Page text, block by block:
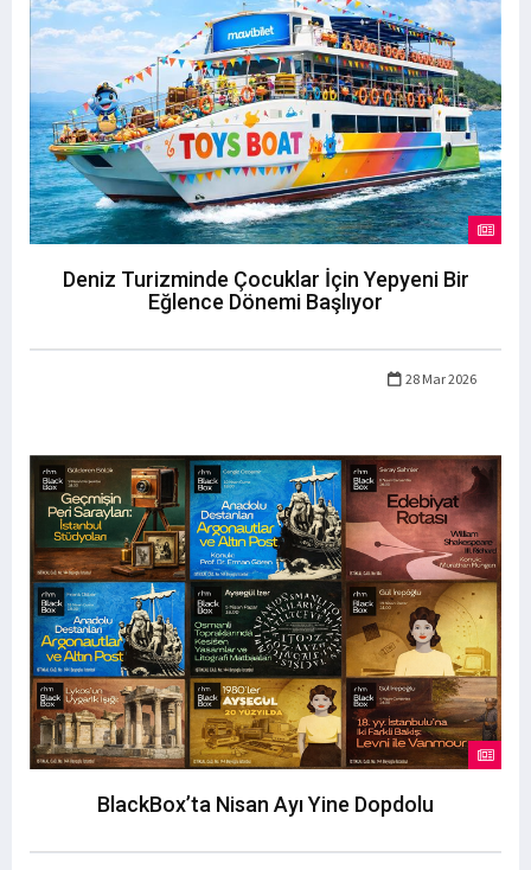
Deniz Turizminde Çocuklar İçin Yepyeni Bir
Eğlence Dönemi Başlıyor
28 Mar 2026
BlackBox’ta Nisan Ayı Yine Dopdolu